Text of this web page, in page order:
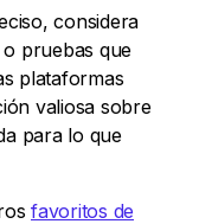
considera
pruebas que
plataformas
valiosa sobre
para lo que
favoritos de